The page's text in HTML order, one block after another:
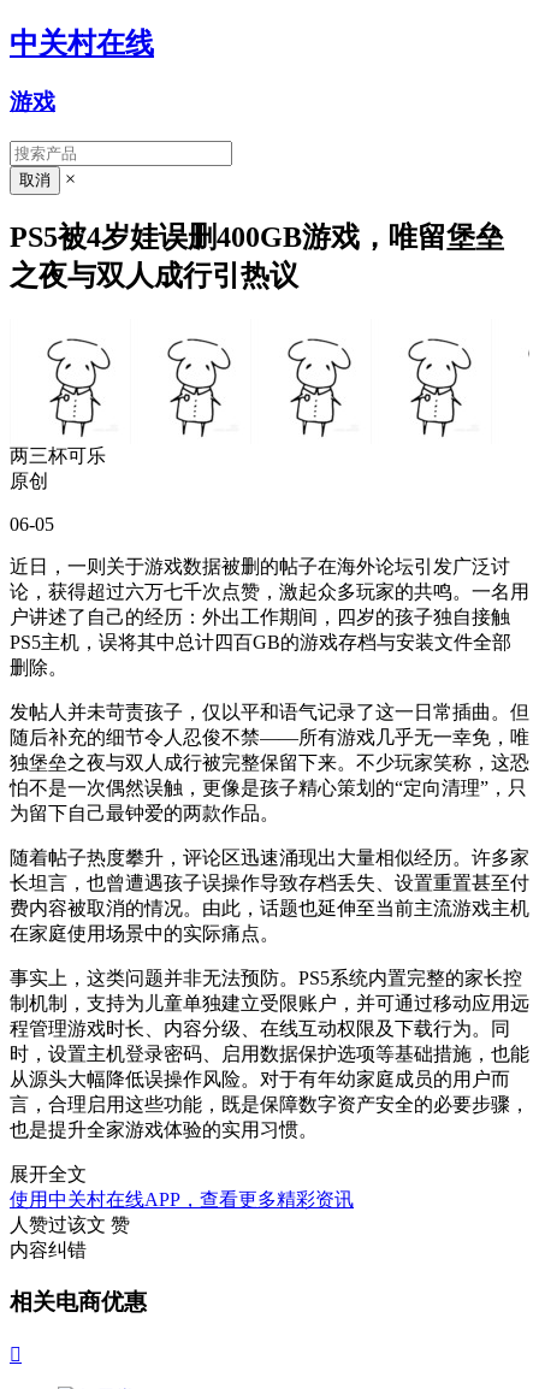
中关村在线
游戏
×
PS5被4岁娃误删400GB游戏，唯留堡垒
之夜与双人成行引热议
两三杯可乐
原创
06-05
近日，一则关于游戏数据被删的帖子在海外论坛引发广泛讨
论，获得超过六万七千次点赞，激起众多玩家的共鸣。一名用
户讲述了自己的经历：外出工作期间，四岁的孩子独自接触
PS5主机，误将其中总计四百GB的游戏存档与安装文件全部
删除。
发帖人并未苛责孩子，仅以平和语气记录了这一日常插曲。但
随后补充的细节令人忍俊不禁——所有游戏几乎无一幸免，唯
独堡垒之夜与双人成行被完整保留下来。不少玩家笑称，这恐
怕不是一次偶然误触，更像是孩子精心策划的“定向清理”，只
为留下自己最钟爱的两款作品。
随着帖子热度攀升，评论区迅速涌现出大量相似经历。许多家
长坦言，也曾遭遇孩子误操作导致存档丢失、设置重置甚至付
费内容被取消的情况。由此，话题也延伸至当前主流游戏主机
在家庭使用场景中的实际痛点。
事实上，这类问题并非无法预防。PS5系统内置完整的家长控
制机制，支持为儿童单独建立受限账户，并可通过移动应用远
程管理游戏时长、内容分级、在线互动权限及下载行为。同
时，设置主机登录密码、启用数据保护选项等基础措施，也能
从源头大幅降低误操作风险。对于有年幼家庭成员的用户而
言，合理启用这些功能，既是保障数字资产安全的必要步骤，
也是提升全家游戏体验的实用习惯。
展开全文
使用中关村在线APP，查看更多精彩资讯
人赞过该文 赞
内容纠错
相关电商优惠
